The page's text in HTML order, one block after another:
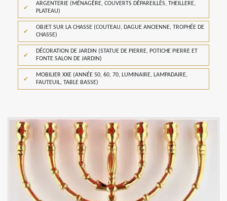
ARGENTERIE (MÉNAGÈRE, COUVERTS DÉPAREILLÉS, THEILLERE,
PLATEAU)
OBJET SUR LA CHASSE (COUTEAU, DAGUE ANCIENNE, TROPHÉE DE
CHASSE)
DÉCORATION DE JARDIN (STATUE DE PIERRE, POTICHE PIERRE ET
FONTE SALON DE JARDIN)
MOBILIER XXE (ANNÉE 50, 60, 70, LUMINAIRE, LAMPADAIRE,
FAUTEUIL, TABLE BASSE)